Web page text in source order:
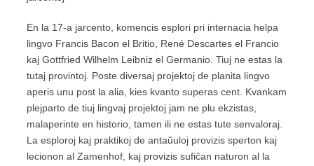
En la 17-a jarcento, komencis esplori pri internacia helpa
lingvo Francis Bacon el Britio, René Descartes el Francio
kaj Gottfried Wilhelm Leibniz el Germanio. Tiuj ne estas la
tutaj provintoj. Poste diversaj projektoj de planita lingvo
aperis unu post la alia, kies kvanto superas cent. Kvankam
plejparto de tiuj lingvaj projektoj jam ne plu ekzistas,
malaperinte en historio, tamen ili ne estas tute senvaloraj.
La esploroj kaj praktikoj de antaŭuloj provizis sperton kaj
lecionon al Zamenhof, kaj provizis sufiĉan naturon al la